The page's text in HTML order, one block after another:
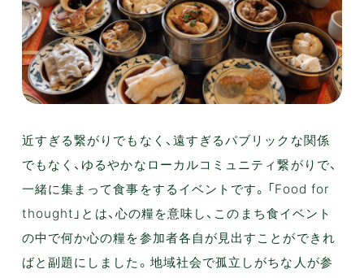
近すぎる繋がりでもなく、遠すぎるパブリックな関係
でもなく、ゆるやかなローカルコミュニティ繋がりで、
一緒に集まって食事をするイベントです。「Food for
thought」とは、心の糧を意味し、このまち食イベント
の中で何か心の糧を参加者各自が見出すことができれ
ばと副題にしました。地域社会で孤立しがちな人が参